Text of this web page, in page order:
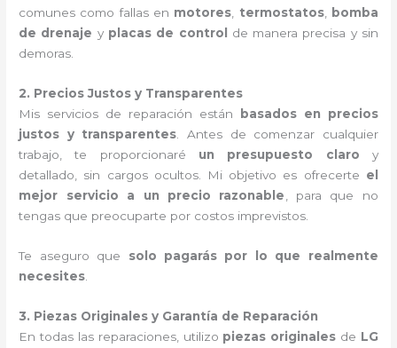
comunes como fallas en motores termostatos,
bomba
de drenaje y placas de control
de manera precisa y sin
demoras.
2. Precios Justos y Transparentes
Mis servicios de reparación están
basados en precios
justos y transparentes . Antes de comenzar cualquier
trabajo, te proporcionaré un presupuesto claro y
detallado, sin cargos ocultos. Mi objetivo es ofrecerte el
mejor servicio a un precio razonable , para que no
tengas que preocuparte por costos imprevistos.
Te aseguro que solo pagarás por lo que realmente
necesites
3. Piezas Originales y Garantía de Reparación
En todas las reparaciones, utilizo piezas originales de LG